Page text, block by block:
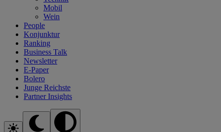
Mobil
Wein
People
Konjunktur
Ranking
Business Talk
Newsletter
E-Paper
Bolero
Junge Reichste
Partner Insights